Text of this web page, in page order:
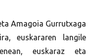
Amagoia Gurrutxaga
euskararen langile
euskaraz eta